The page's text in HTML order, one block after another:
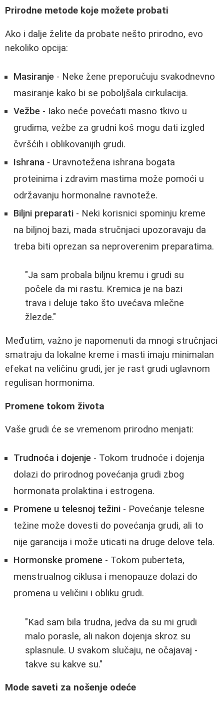
Prirodne metode koje možete probati
Ako i dalje želite da probate nešto prirodno, evo
nekoliko opcija:
Masiranje - Neke žene preporučuju svakodnevno
masiranje kako bi se poboljšala cirkulacija.
Vežbe - Iako neće povećati masno tkivo u
grudima, vežbe za grudni koš mogu dati izgled
čvršćih i oblikovanijih grudi.
Ishrana - Uravnotežena ishrana bogata
proteinima i zdravim mastima može pomoći u
održavanju hormonalne ravnoteže.
Biljni preparati - Neki korisnici spominju kreme
na biljnoj bazi, mada stručnjaci upozoravaju da
treba biti oprezan sa neproverenim preparatima.
"Ja sam probala biljnu kremu i grudi su
počele da mi rastu. Kremica je na bazi
trava i deluje tako što uvećava mlečne
žlezde."
Međutim, važno je napomenuti da mnogi stručnjaci
smatraju da lokalne kreme i masti imaju minimalan
efekat na veličinu grudi, jer je rast grudi uglavnom
regulisan hormonima.
Promene tokom života
Vaše grudi će se vremenom prirodno menjati:
Trudnoća i dojenje - Tokom trudnoće i dojenja
dolazi do prirodnog povećanja grudi zbog
hormonata prolaktina i estrogena.
Promene u telesnoj težini - Povećanje telesne
težine može dovesti do povećanja grudi, ali to
nije garancija i može uticati na druge delove tela.
Hormonske promene - Tokom puberteta,
menstrualnog ciklusa i menopauze dolazi do
promena u veličini i obliku grudi.
"Kad sam bila trudna, jedva da su mi grudi
malo porasle, ali nakon dojenja skroz su
splasnule. U svakom slučaju, ne očajavaj -
takve su kakve su."
Mode saveti za nošenje odeće